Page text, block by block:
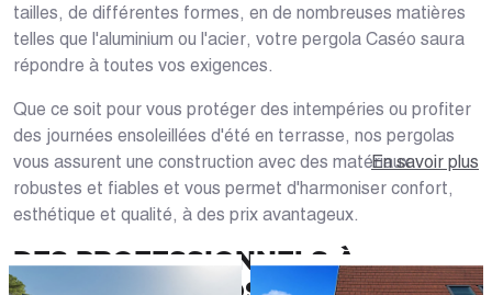
tailles, de différentes formes, en de nombreuses matières
telles que l'aluminium ou l'acier, votre pergola Caséo saura
répondre à toutes vos exigences.
Que ce soit pour vous protéger des intempéries ou profiter
des journées ensoleillées d'été en terrasse, nos pergolas
vous assurent une construction avec des matériaux
robustes et fiables et vous permet d'harmoniser confort,
esthétique et qualité, à des prix avantageux.
DES PROFESSIONNELS À
En savoir plus